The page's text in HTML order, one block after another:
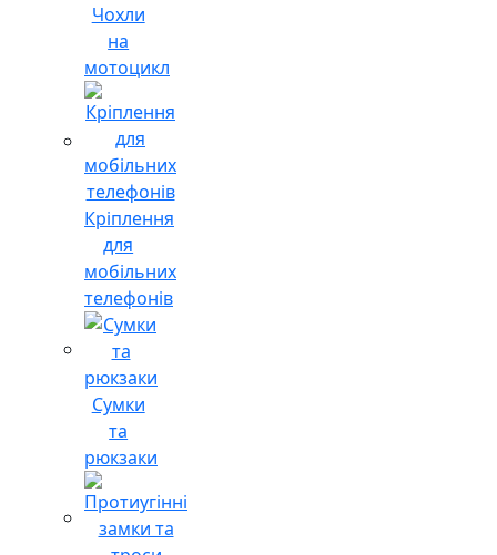
Чохли
на
мотоцикл
Кріплення
для
мобільних
телефонів
Сумки
та
рюкзаки